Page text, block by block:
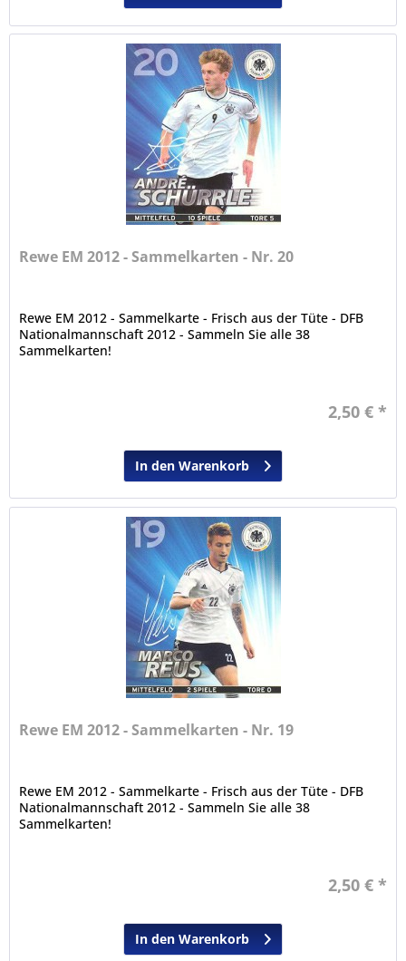
Rewe EM 2012 - Sammelkarten - Nr. 20
Rewe EM 2012 - Sammelkarte - Frisch aus der Tüte - DFB
Nationalmannschaft 2012 - Sammeln Sie alle 38
Sammelkarten!
2,50 € *
In den Warenkorb
Rewe EM 2012 - Sammelkarten - Nr. 19
Rewe EM 2012 - Sammelkarte - Frisch aus der Tüte - DFB
Nationalmannschaft 2012 - Sammeln Sie alle 38
Sammelkarten!
2,50 € *
In den Warenkorb